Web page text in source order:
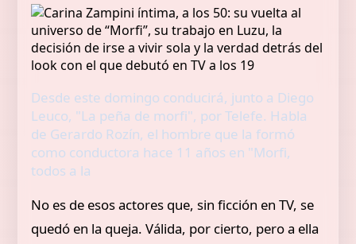
Desde este domingo conducirá, junto a Diego
Leuco, "La peña de morfi", por Telefe. Habla
de Gerardo Rozín, el hombre que la formó
como conductora hace 11 años en "Morfi,
todos a la
No es de esos actores que, sin ficción en TV, se
quedó en la queja. Válida, por cierto, pero a ella